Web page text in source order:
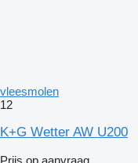
vleesmolen
12
K+G Wetter AW U200
Prijs op aanvraag